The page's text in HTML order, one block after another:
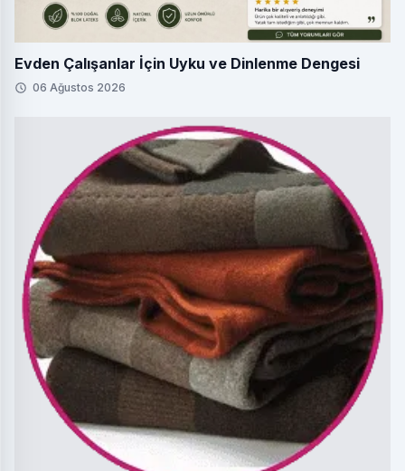
Evden Çalışanlar İçin Uyku ve Dinlenme Dengesi
06 Ağustos 2026